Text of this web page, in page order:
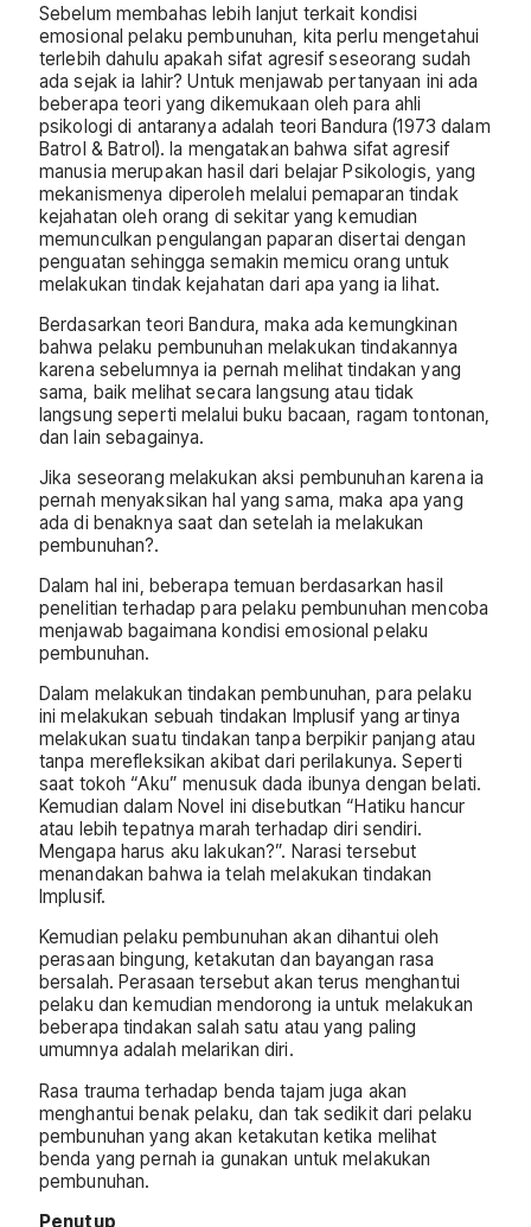
Sebelum membahas lebih lanjut terkait kondisi
emosional pelaku pembunuhan, kita perlu mengetahui
terlebih dahulu apakah sifat agresif seseorang sudah
ada sejak ia lahir? Untuk menjawab pertanyaan ini ada
beberapa teori yang dikemukaan oleh para ahli
psikologi di antaranya adalah teori Bandura (1973 dalam
Batrol & Batrol). Ia mengatakan bahwa sifat agresif
manusia merupakan hasil dari belajar Psikologis, yang
mekanismenya diperoleh melalui pemaparan tindak
kejahatan oleh orang di sekitar yang kemudian
memunculkan pengulangan paparan disertai dengan
penguatan sehingga semakin memicu orang untuk
melakukan tindak kejahatan dari apa yang ia lihat.
Berdasarkan teori Bandura, maka ada kemungkinan
bahwa pelaku pembunuhan melakukan tindakannya
karena sebelumnya ia pernah melihat tindakan yang
sama, baik melihat secara langsung atau tidak
langsung seperti melalui buku bacaan, ragam tontonan,
dan lain sebagainya.
Jika seseorang melakukan aksi pembunuhan karena ia
pernah menyaksikan hal yang sama, maka apa yang
ada di benaknya saat dan setelah ia melakukan
pembunuhan?.
Dalam hal ini, beberapa temuan berdasarkan hasil
penelitian terhadap para pelaku pembunuhan mencoba
menjawab bagaimana kondisi emosional pelaku
pembunuhan.
Dalam melakukan tindakan pembunuhan, para pelaku
ini melakukan sebuah tindakan Implusif yang artinya
melakukan suatu tindakan tanpa berpikir panjang atau
tanpa merefleksikan akibat dari perilakunya. Seperti
saat tokoh “Aku” menusuk dada ibunya dengan belati.
Kemudian dalam Novel ini disebutkan “Hatiku hancur
atau lebih tepatnya marah terhadap diri sendiri.
Mengapa harus aku lakukan?”. Narasi tersebut
menandakan bahwa ia telah melakukan tindakan
Implusif.
Kemudian pelaku pembunuhan akan dihantui oleh
perasaan bingung, ketakutan dan bayangan rasa
bersalah. Perasaan tersebut akan terus menghantui
pelaku dan kemudian mendorong ia untuk melakukan
beberapa tindakan salah satu atau yang paling
umumnya adalah melarikan diri.
Rasa trauma terhadap benda tajam juga akan
menghantui benak pelaku, dan tak sedikit dari pelaku
pembunuhan yang akan ketakutan ketika melihat
benda yang pernah ia gunakan untuk melakukan
pembunuhan.
Penutup